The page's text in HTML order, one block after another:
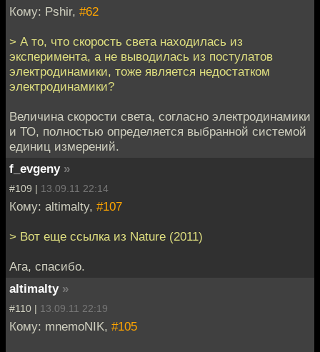
Кому: Pshir, #62
> А то, что скорость света находилась из
эксперимента, а не выводилась из постулатов
электродинамики, тоже является недостатком
электродинамики?
Величина скорости света, согласно электродинамики
и ТО, полностью определяется выбранной системой
единиц измерений.
f_evgeny »
#109 | 13.09.11 22:14
Кому: altimalty, #107
> Вот еще ссылка из Nature (2011)
Ага, спасибо.
altimalty »
#110 | 13.09.11 22:19
Кому: mnemoNIK, #105